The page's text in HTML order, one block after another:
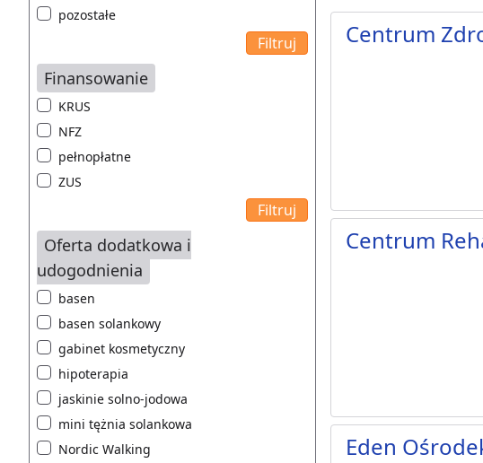
pozostałe
Finansowanie
KRUS
NFZ
pełnopłatne
ZUS
Oferta dodatkowa i
udogodnienia
basen
basen solankowy
gabinet kosmetyczny
hipoterapia
jaskinie solno-jodowa
mini tężnia solankowa
Nordic Walking
Centrum
Centrum
Eden